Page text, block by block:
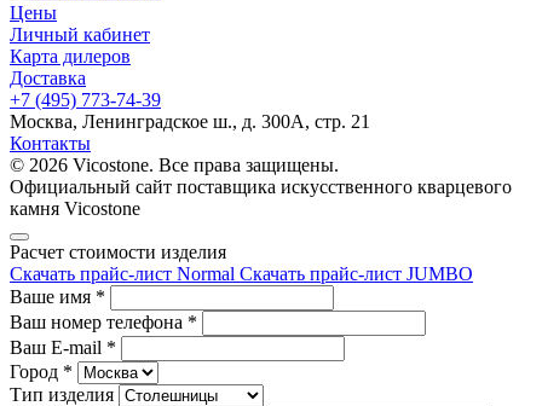
Цены
Личный кабинет
Карта дилеров
Доставка
+7 (495) 773-74-39
Москва, Ленинградское ш., д. 300А, стр. 21
Контакты
© 2026 Vicostone. Все права защищены.
Официальный сайт поставщика искусственного кварцевого
камня Vicostone
Расчет стоимости изделия
Скачать прайс-лист Normal Скачать прайс-лист JUMBO
Ваше имя *
Ваш номер телефона *
Ваш E-mail *
Город *
Тип изделия